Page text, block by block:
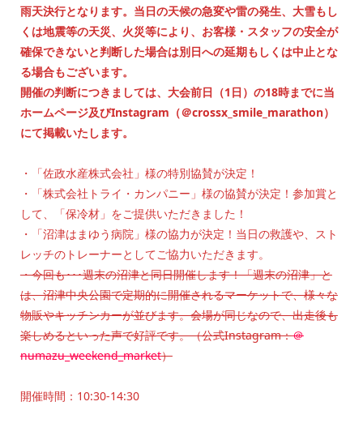
雨天決行となります。当日の天候の急変や雷の発生、大雪もし
くは地震等の天災、火災等により、お客様・スタッフの安全が
確保できないと判断した場合は別日への延期もしくは中止とな
る場合もございます。
開催の判断につきましては、大会前日（1日）の18時までに当
ホームページ及びInstagram（＠crossx_smile_marathon）
にて掲載いたします。
・「佐政水産株式会社」様の特別協賛が決定！
・「株式会社トライ・カンパニー」様の協賛が決定！参加賞と
して、「保冷材」をご提供いただきました！
・「沼津はまゆう病院」様の協力が決定！当日の救護や、スト
レッチのトレーナーとしてご協力いただきます。
・今回も･･･週末の沼津と同日開催します！「週末の沼津」と
は、沼津中央公園で定期的に開催されるマーケットで、様々な
物販やキッチンカーが並びます。会場が同じなので、出走後も
楽しめるといった声で好評です。（公式Instagram：＠
numazu_weekend_market）
開催時間：10:30-14:30